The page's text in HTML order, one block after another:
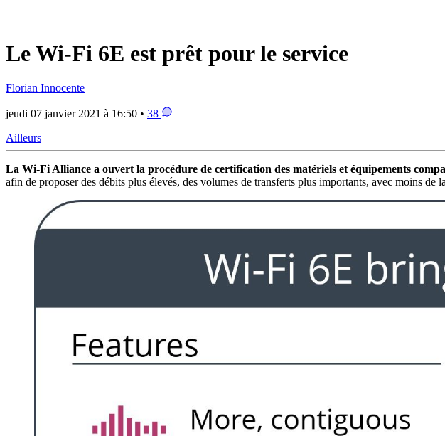
Le Wi-Fi 6E est prêt pour le service
Florian Innocente
jeudi 07 janvier 2021 à 16:50 • 38
Ailleurs
La Wi-Fi Alliance a ouvert la procédure de certification des matériels et équipements
afin de proposer des débits plus élevés, des volumes de transferts plus importants, avec moins